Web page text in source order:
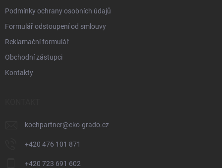
Podmínky ochrany osobních údajů
Formulář odstoupení od smlouvy
Reklamační formulář
Obchodní zástupci
Kontakty
kochpartner@eko-grado.cz
+420 476 101 871
+420 723 691 602